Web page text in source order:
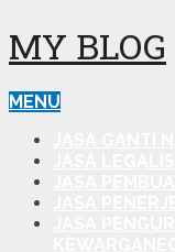
MY BLOG
MENU